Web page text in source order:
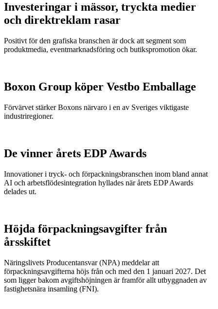
Investeringar i mässor, tryckta medier
och direktreklam rasar
Positivt för den grafiska branschen är dock att segment som
produktmedia, eventmarknadsföring och butikspromotion ökar.
Boxon Group köper Vestbo Emballage
Förvärvet stärker Boxons närvaro i en av Sveriges viktigaste
industriregioner.
De vinner årets EDP Awards
Innovationer i tryck- och förpackningsbranschen inom bland annat
AI och arbetsflödesintegration hyllades när årets EDP Awards
delades ut.
Höjda förpackningsavgifter från
årsskiftet
Näringslivets Producentansvar (NPA) meddelar att
förpackningsavgifterna höjs från och med den 1 januari 2027. Det
som ligger bakom avgiftshöjningen är framför allt utbyggnaden av
fastighetsnära insamling (FNI).